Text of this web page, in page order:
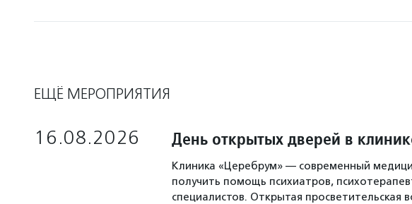
ЕЩЁ МЕРОПРИЯТИЯ
16.08.2026 День открытых дверей в
Клиника «Церебрум» — современный
получить помощь психиатров,
специалистов. Открытая просветительская